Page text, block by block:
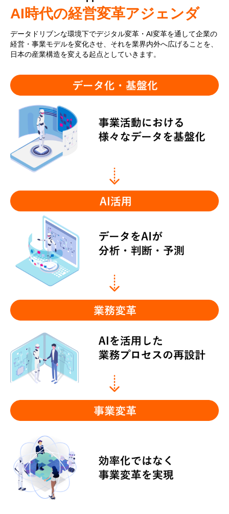
AI時代の経営変革アジェンダ
データドリブンな環境下でデジタル変革・AI変革を通して企業の
経営・事業モデルを変化させ、それを業界内外へ広げることを、
日本の産業構造を変える起点としていきます。